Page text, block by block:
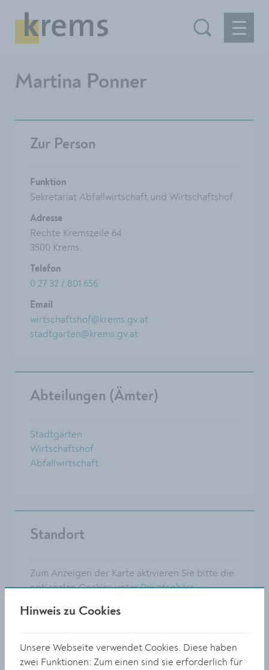
Martina Ponner
Zur Person
Funktion
Sekretariat Abfallwirtschaft und Wirtschaftshof
Adresse
Rechte Kremszeile 64
3500 Krems
Telefon
0 27 32 / 801 656
Email
wirtschaftshof@krems.gv.at
stadtgarten@krems.gv.at
Abteilungen (Ämter)
Stadtgärten
Wirtschaftshof
Abfallwirtschaft
Standort
Zum Anzeigen der Karte aktivieren Sie bitte die
optionalen Cookies unterPrivatsphäre
Hinweis zu Cookies
Unsere Webseite verwendet Cookies. Diese haben
zwei Funktionen: Zum einen sind sie erforderlich für